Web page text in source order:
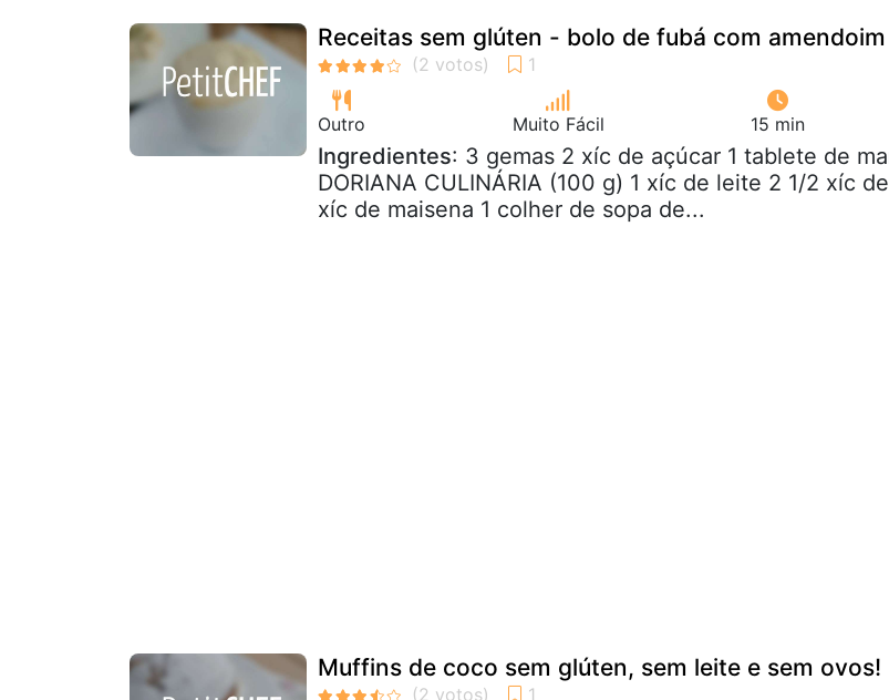
Receitas sem glúten - bolo de fubá com amendoim
Outro Muito Fácil 15 min
Ingredientes: 3 gemas 2 xíc de açúcar 1 tablete de
DORIANA CULINÁRIA (100 g) 1 xíc de leite 2 1/2 xíc
xíc de maisena 1 colher de sopa de...
Muffins de coco sem glúten, sem leite e sem ovos!